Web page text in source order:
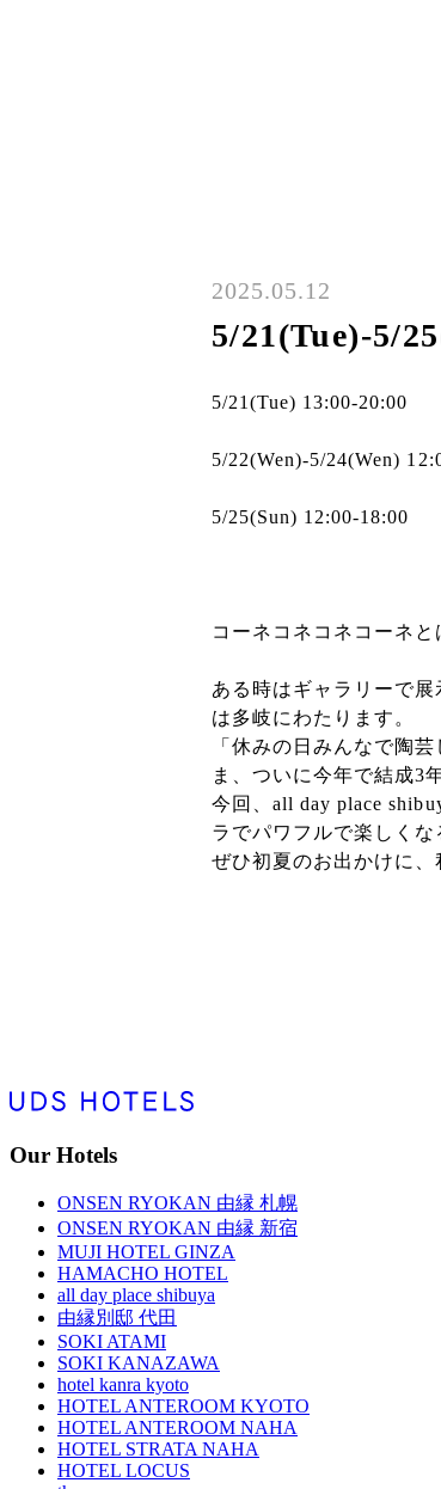
2025.05.12
5/21(Tue)-5/
5/21(Tue) 13:00-20:00
5/22(Wen)-5/24(Wen)
5/25(Sun) 12:00-18:00
コーネコネコネコーネと
ある時はギャラリーで展
は多岐にわたります。
「休みの日みんなで陶芸
ま、ついに今年で結成3
今回、all day place
ラでパワフルで楽しくな
ぜひ初夏のお出かけに、
Our Hotels
ONSEN RYOKAN 由縁 札幌
ONSEN RYOKAN 由縁 新宿
MUJI HOTEL GINZA
HAMACHO HOTEL
all day place shibuya
由縁別邸 代田
SOKI ATAMI
SOKI KANAZAWA
hotel kanra kyoto
HOTEL ANTEROOM KYOTO
HOTEL ANTEROOM NAHA
HOTEL STRATA NAHA
HOTEL LOCUS